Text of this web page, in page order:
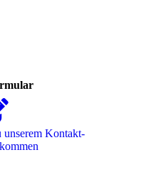
unserem Kon­takt­